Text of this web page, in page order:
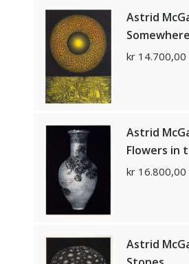
Astrid
Somewhere
kr 14.700,00
Astrid
Flowers in
kr 16.800,00
Astrid